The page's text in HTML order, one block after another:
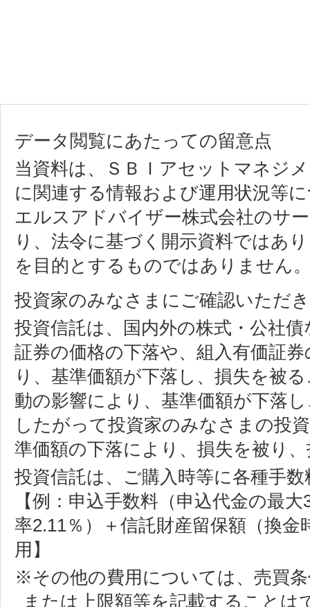
データ閲覧にあたっての留意点
当資料は、ＳＢＩアセットマネジ
に関連する情報および運用状況等
エルスアドバイザー株式会社のサ
り、法令に基づく開示資料ではあ
を目的とするものではありません
投資家のみなさまにご確認いただ
投資信託は、国内外の株式・公社
証券の価格の下落や、組入有価証
り、基準価額が下落し、損失を被
動の影響により、基準価額が下落
したがって投資家のみなさまの投
準価額の下落により、損失を被り
投資信託は、ご購入時等に各種手
【例：申込手数料（申込代金の最
率2.11％）＋信託財産留保額（換
用】
※その他の費用については、売買
または上限額等を記載すること